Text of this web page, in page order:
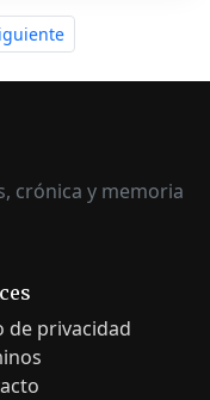
crónica y memoria
de privacidad